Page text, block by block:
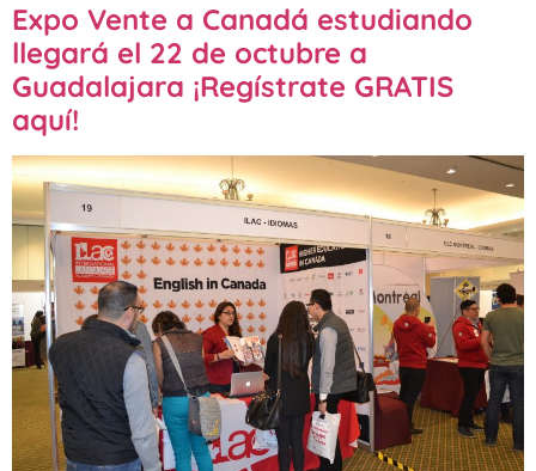
Expo Vente a Canadá estudiando
llegará el 22 de octubre a
Guadalajara ¡Regístrate GRATIS
aquí!